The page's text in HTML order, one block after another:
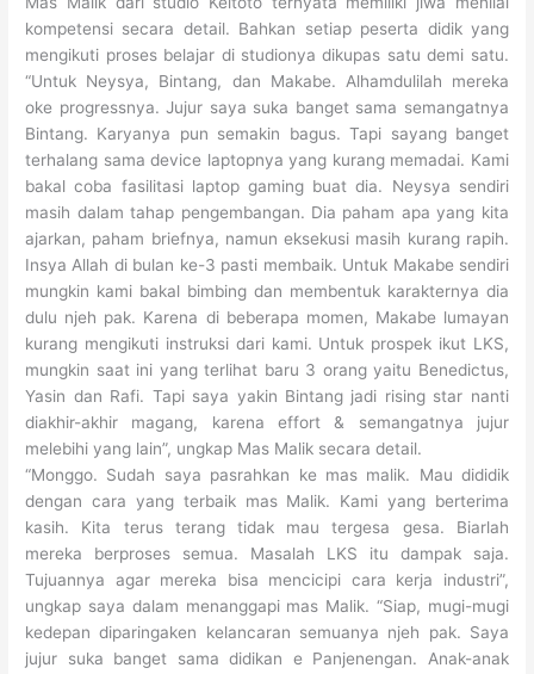
kompetensi secara detail. Bahkan setiap peserta didik yang
mengikuti proses belajar di studionya dikupas satu demi satu.
“Untuk Neysya, Bintang, dan Makabe. Alhamdulilah mereka
oke progressnya. Jujur saya suka banget sama semangatnya
Bintang. Karyanya pun semakin bagus. Tapi sayang banget
terhalang sama device laptopnya yang kurang memadai. Kami
bakal coba fasilitasi laptop gaming buat dia. Neysya sendiri
masih dalam tahap pengembangan. Dia paham apa yang kita
ajarkan, paham briefnya, namun eksekusi masih kurang rapih.
Insya Allah di bulan ke-3 pasti membaik. Untuk Makabe sendiri
mungkin kami bakal bimbing dan membentuk karakternya dia
dulu njeh pak. Karena di beberapa momen, Makabe lumayan
kurang mengikuti instruksi dari kami. Untuk prospek ikut LKS,
mungkin saat ini yang terlihat baru 3 orang yaitu Benedictus,
Yasin dan Rafi. Tapi saya yakin Bintang jadi rising star nanti
diakhir-akhir magang, karena effort & semangatnya jujur
melebihi yang lain”, ungkap Mas Malik secara detail.
“Monggo. Sudah saya pasrahkan ke mas malik. Mau dididik
dengan cara yang terbaik mas Malik. Kami yang berterima
kasih. Kita terus terang tidak mau tergesa gesa. Biarlah
mereka berproses semua. Masalah LKS itu dampak saja.
Tujuannya agar mereka bisa mencicipi cara kerja industri”,
ungkap saya dalam menanggapi mas Malik. “Siap, mugi-mugi
kedepan diparingaken kelancaran semuanya njeh pak. Saya
jujur suka banget sama didikan e Panjenengan. Anak-anak